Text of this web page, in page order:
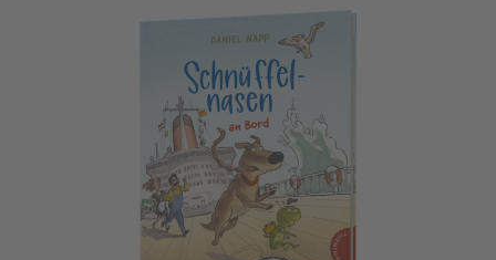
Schnüffelnasen 1: Schnüffelnasen an Bord